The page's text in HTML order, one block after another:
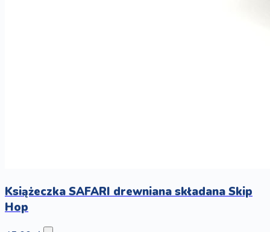
Książeczka SAFARI drewniana składana Skip
Hop